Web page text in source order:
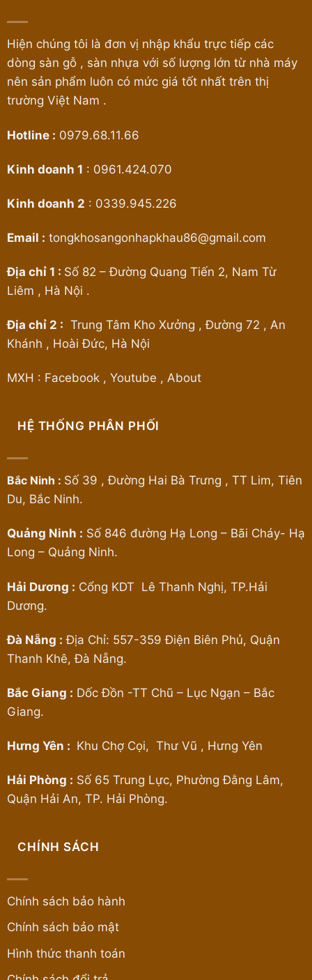
Hiện chúng tôi là đơn vị nhập khẩu trực tiếp các
dòng sàn gỗ , sàn nhựa với số lượng lớn từ nhà máy
nên sản phẩm luôn có mức giá tốt nhất trên thị
trường Việt Nam .
Hotline : 0979.68.11.66
Kinh doanh 1 : 0961.424.070
Kinh doanh 2 : 0339.945.226
Email : tongkhosangonhapkhau86@gmail.com
Địa chỉ 1 : Số 82 – Đường Quang Tiến 2, Nam Từ
Liêm , Hà Nội .
Địa chỉ 2 : Trung Tâm Kho Xưởng , Đường 72 , An
Khánh , Hoài Đức, Hà Nội
MXH : Facebook , Youtube , About
HỆ THỐNG PHÂN PHỐI
Bắc Ninh : Số 39 , Đường Hai Bà Trưng , TT Lim, Tiên
Du, Bắc Ninh.
Quảng Ninh : Số 846 đường Hạ Long – Bãi Cháy- Hạ
Long – Quảng Ninh.
Hải Dương : Cổng KDT Lê Thanh Nghị, TP.Hải
Dương.
Đà Nẵng : Địa Chỉ: 557-359 Điện Biên Phủ, Quận
Thanh Khê, Đà Nẵng.
Bắc Giang : Dốc Đồn -TT Chũ – Lục Ngạn – Bắc
Giang.
Hưng Yên : Khu Chợ Cọi, Thư Vũ , Hưng Yên
Hải Phòng : Số 65 Trung Lực, Phường Đằng Lâm,
Quận Hải An, TP. Hải Phòng.
CHÍNH SÁCH
Chính sách bảo hành
Chính sách bảo mật
Hình thức thanh toán